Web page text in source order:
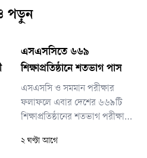
পড়ুন
এসএসসিতে ৬৬৯
শিক্ষাপ্রতিষ্ঠানে শতভাগ পাস
এসএসসি ও সমমান পরীক্ষার
ফলাফলে এবার দেশের ৬৬৯টি
শিক্ষাপ্রতিষ্ঠানের শতভাগ পরীক্ষার্থী
থেকে যতজন পরীক্ষার্থী অংশ
২ ঘণ্টা আগে